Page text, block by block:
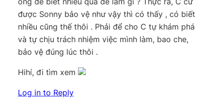
được Sonny bảo vệ như vậy thì có thấy , có biết
nhiều cũng thế thôi . Phải để cho C tự khám phá
và tự chịu trách nhiệm việc mình làm, bao che,
bảo vệ đúng lúc thôi .
Hihí, đi tìm xem
Log in to Reply